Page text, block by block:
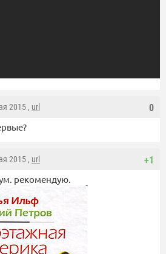
0
2015 , url
+1
2015 , url
рекомендую.